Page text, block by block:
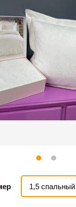
1,5 спальный